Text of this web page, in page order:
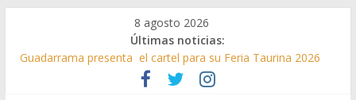
8 agosto 2026
Últimas noticias:
Guadarrama presenta el cartel para su Feria Taurina 2026
Hey Kid e Inazio en ‘La Gran Noche del Indie’ de las fiestas